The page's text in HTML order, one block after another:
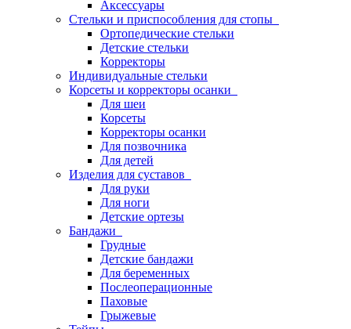
Аксессуары
Стельки и приспособления для стопы
Ортопедические стельки
Детские стельки
Корректоры
Индивидуальные стельки
Корсеты и корректоры осанки
Для шеи
Корсеты
Корректоры осанки
Для позвочника
Для детей
Изделия для суставов
Для руки
Для ноги
Детские ортезы
Бандажи
Грудные
Детские бандажи
Для беременных
Послеоперационные
Паховые
Грыжевые